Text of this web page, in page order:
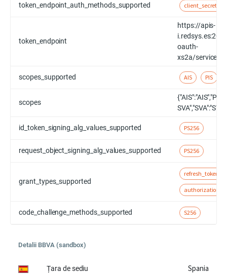
token_endpoint_auth_methods_supported
token_endpoint
https://apis-
oauth-
xs2a/services/
scopes_supported AIS PIS
scopes
id_token_signing_alg_values_supported PS256
request_object_signing_alg_values_supported PS256
grant_types_supported
refresh_token
code_challenge_methods_supported S256
Detalii BBVA (sandbox)
Țara de sediu Spania